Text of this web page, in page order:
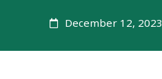
December 12, 2023